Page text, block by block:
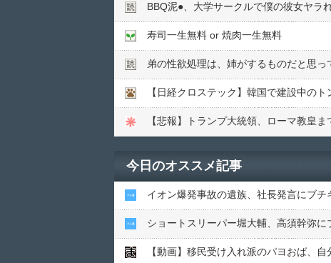
BBQ泥●︎、大学サークルで僕の彼女ヤラ
寿司一生無料 or 焼肉一生無料
弟の性欲処理は、姉がするものだと思っ
【日経クロステック】韓国で建設中の
【悲報】トランプ大統領、ローマ教皇
今日のオススメ記事
イオン爆発事故の遺族、社長発言にブチ
ショートスリーパー堀大輔、高須幹弥に
【動画】移民受け入れ派のパヨおば、